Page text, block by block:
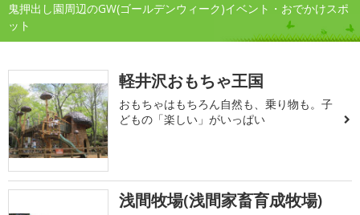
鬼押出し園周辺のGW(ゴールデンウィーク)イベント・おでかけスポ
ット
軽井沢おもちゃ王国
おもちゃはもちろん自然も、乗り物も。子
どもの「楽しい」がいっぱい
浅間牧場(浅間家畜育成牧場)